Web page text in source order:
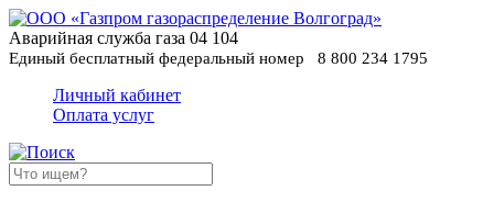
Аварийная служба газа 04 104
Единый бесплатный федеральный номер
8 800 234 1795
Личный кабинет
Оплата услуг